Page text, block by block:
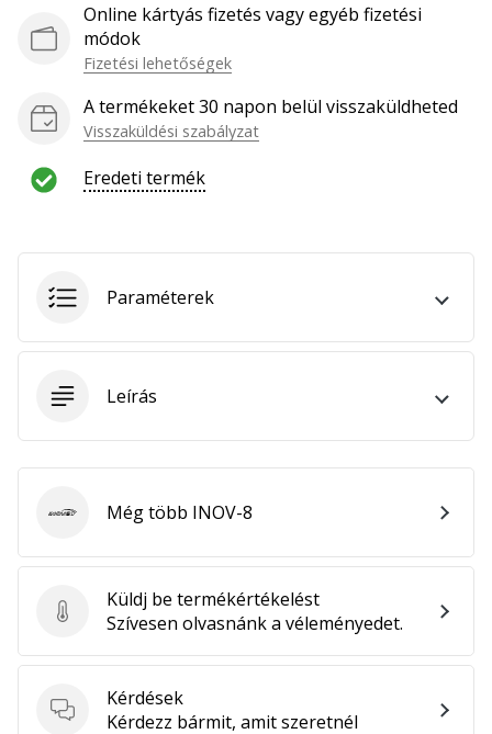
is
kézilabda-
mint
Csatlakozz
hozzánk
Minden cikk
Online kártyás fizetés vagy egyéb fizetési
módok
Fizetési lehetőségek
A termékeket 30 napon belül visszaküldheted
Visszaküldési szabályzat
Eredeti termék
Paraméterek
Leírás
Küldj be termékértékelést
Küldj be termékértékelést
Szívesen olvasnánk a véleményedet.
Kérdések
Kérdések
Kérdezz bármit, amit szeretnél
INOV-8Még több INOV-8